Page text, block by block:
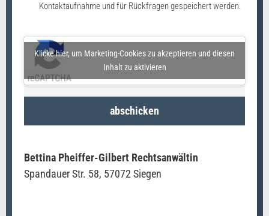
Kontaktaufnahme und für Rückfragen gespeichert werden.
Klicke hier, um Marketing-Cookies zu akzeptieren und diesen
Inhalt zu aktivieren
abschicken
Bettina Pheiffer-Gilbert Rechtsanwältin
Spandauer Str. 58, 57072 Siegen